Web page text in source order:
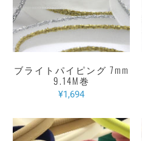
ブライトパイピング 7mm
9.14M巻
¥1,694